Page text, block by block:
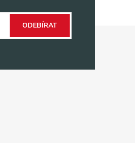
ODEBÍRAT